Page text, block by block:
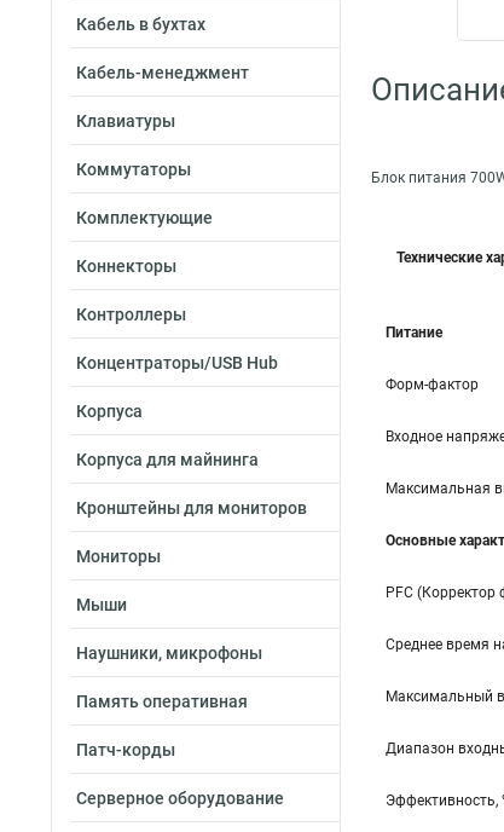
Кабель в бухтах
Кабель-менеджмент
Клавиатуры
Коммутаторы
Комплектующие
Коннекторы
Контроллеры
Концентраторы/USB Hub
Корпуса
Корпуса для майнинга
Кронштейны для мониторов
Мониторы
Мыши
Наушники, микрофоны
Память оперативная
Патч-корды
Серверное оборудование
Блок питания
Технические
Питание
Форм-фактор
Входное
Максимальная
Основные
PFC
Среднее время
Максимальный
Диапазон
Эффективность,